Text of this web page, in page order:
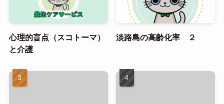
心理的盲点（スコトーマ）
と介護
淡路島の高齢化率 ２